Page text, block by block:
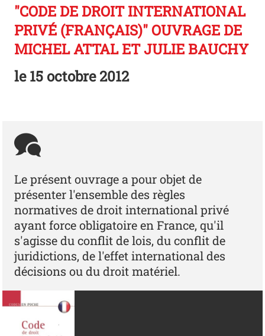
"CODE DE DROIT INTERNATIONAL
PRIVÉ (FRANÇAIS)" OUVRAGE DE
MICHEL ATTAL ET JULIE BAUCHY
le15 octobre 2012
Le présent ouvrage a pour objet de
présenter l'ensemble des règles
normatives de droit international privé
ayant force obligatoire en France, qu'il
s'agisse du conflit de lois, du conflit de
juridictions, de l'effet international des
décisions ou du droit matériel.